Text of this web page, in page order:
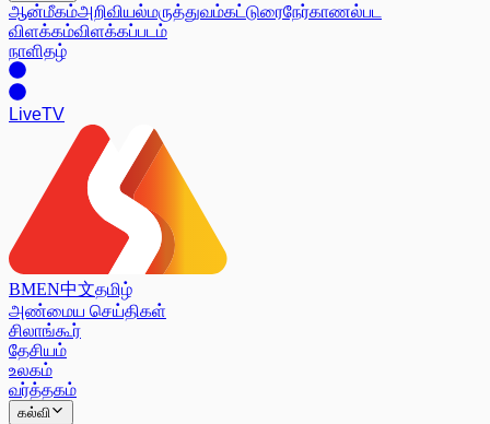
ஆன்மீகம்அறிவியல்மருத்துவம்கட்டுரைநேர்காணல்பட
விளக்கம்விளக்கப்படம்
நாளிதழ்
LiveTV
BMEN中文தமிழ்
அண்மைய செய்திகள்
சிலாங்கூர்
தேசியம்
உலகம்
வர்த்தகம்
கல்வி